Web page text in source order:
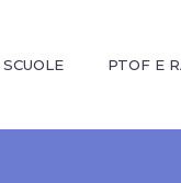
SCUOLE PTOF E